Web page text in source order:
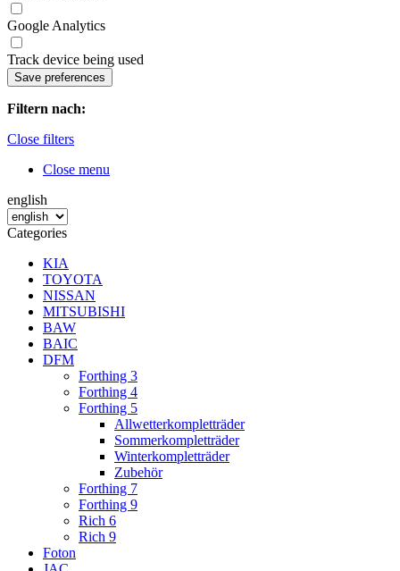
Google Analytics
Track device being used
Filtern nach:
Close filters
Close menu
english
Categories
KIA
TOYOTA
NISSAN
MITSUBISHI
BAW
BAIC
DFM
Forthing 3
Forthing 4
Forthing 5
Allwetterkompletträder
Sommerkompletträder
Winterkompletträder
Zubehör
Forthing 7
Forthing 9
Rich 6
Rich 9
Foton